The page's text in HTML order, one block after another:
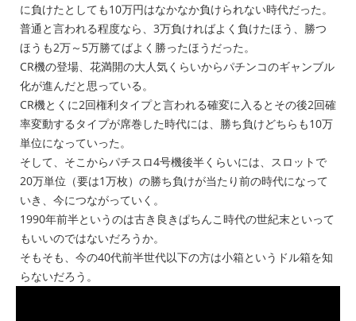
に負けたとしても10万円はなかなか負けられない時代だった。
普通と言われる程度なら、3万負ければよく負けたほう、勝つ
ほうも2万～5万勝てばよく勝ったほうだった。
CR機の登場、花満開の大人気くらいからパチンコのギャンブル
化が進んだと思っている。
CR機とくに2回権利タイプと言われる確変に入るとその後2回確
率変動するタイプが席巻した時代には、勝ち負けどちらも10万
単位になっていった。
そして、そこからパチスロ4号機後半くらいには、スロットで
20万単位（要は1万枚）の勝ち負けが当たり前の時代になって
いき、今につながっていく。
1990年前半というのは古き良きぱちんこ時代の世紀末といって
もいいのではないだろうか。
そもそも、今の40代前半世代以下の方は小箱というドル箱を知
らないだろう。